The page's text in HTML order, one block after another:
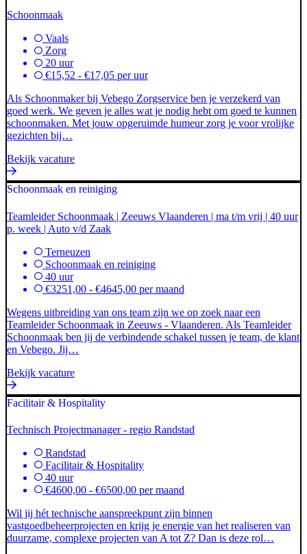
Schoonmaak
Vaals
Zorg
20 uur
€15,52 - €17,05 per uur
Als Schoonmaker bij Vebego Zorgservice ben je verzekerd van
goed werk. We geven je alles wat je nodig hebt om goed te kunnen
schoonmaken. Met jouw opgeruimde humeur zorg je voor vrolijke
gezichten bij…
Bekijk vacature
Schoonmaak en reiniging
Teamleider Schoonmaak | Zeeuws Vlaanderen | ma t/m vrij | 40 uur
p. week | Auto v/d Zaak
Terneuzen
Schoonmaak en reiniging
40 uur
€3251,00 - €4645,00 per maand
Wegens uitbreiding van ons team zijn we op zoek naar een
Teamleider Schoonmaak in Zeeuws - Vlaanderen. Als Teamleider
Schoonmaak ben jij de verbindende schakel tussen je team, de klant
en Vebego. Jij…
Bekijk vacature
Facilitair & Hospitality
Technisch Projectmanager - regio Randstad
Randstad
Facilitair & Hospitality
40 uur
€4600,00 - €6500,00 per maand
Wil jij hét technische aanspreekpunt zijn binnen
vastgoedbeheerprojecten en krijg je energie van het realiseren van
duurzame, complexe projecten van A tot Z? Dan is deze rol…